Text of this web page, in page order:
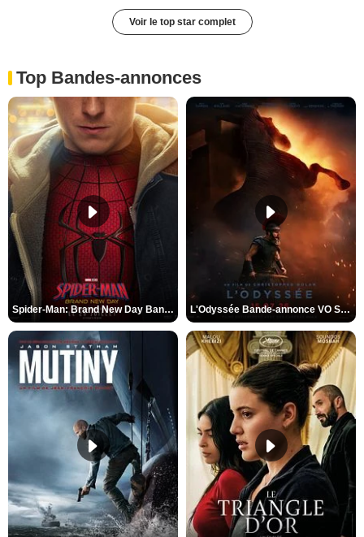
Voir le top star complet
Top Bandes-annonces
Spider-Man: Brand New Day Bande-annonce VO STFR L'Odyssée Bande-annonce VO STFR